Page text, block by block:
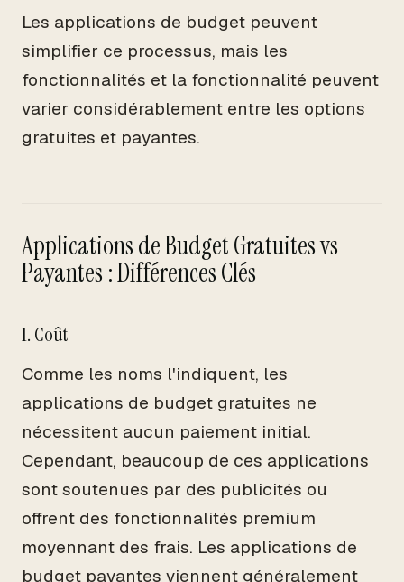
Les applications de budget peuvent
simplifier ce processus, mais les
fonctionnalités et la fonctionnalité peuvent
varier considérablement entre les options
gratuites et payantes.
Applications de Budget Gratuites vs
Payantes : Différences Clés
1. Coût
Comme les noms l'indiquent, les
applications de budget gratuites ne
nécessitent aucun paiement initial.
Cependant, beaucoup de ces applications
sont soutenues par des publicités ou
offrent des fonctionnalités premium
moyennant des frais. Les applications de
budget payantes viennent généralement